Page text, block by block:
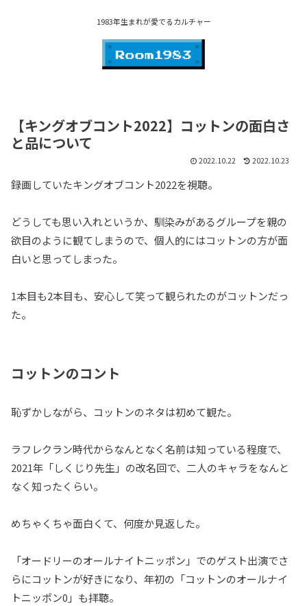
1983年生まれが愛でるカルチャー
【キングオブコント2022】コットンの面白さ
と品について
2022.10.22 2022.10.23
録画していたキングオブコント2022を視聴。
どうしても思い入れというか、馴染みがあるグループを親の
欲目のように観てしまうので、個人的にはコットンの方が面
白いと思ってしまった。
1本目も2本目も、安心して笑って観られたのがコットンだっ
た。
コットンのコント
恥ずかしながら、コットンのネタは初めて観た。
ラフレクラン時代からなんとなく名前は知っている程度で、
2021年「しくじり先生」の改名回で、二人のキャラをなんと
なく知ったくらい。
めちゃくちゃ面白くて、何度か見返した。
「オードリーのオールナイトニッポン」でのゲスト出演でさ
らにコットンが好きになり、年初の「コットンのオールナイ
トニッポン0」も拝聴。